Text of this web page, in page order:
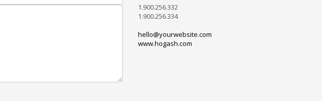
1.900.256.332
1.900.256.334
hello@yourwebsite.com
www.hogash.com